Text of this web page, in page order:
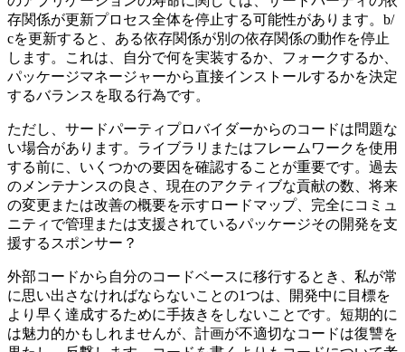
ている機能を提供するコンポーネントを見つけるのがこれま
でになく簡単になりました。それらはすぐにインストールさ
れ、コードベースの残りの部分に接続されます。しかし、私
のアプリケーションの寿命に関しては、サードパーティの依
存関係が更新プロセス全体を停止する可能性があります。b/
cを更新すると、ある依存関係が別の依存関係の動作を停止
します。これは、自分で何を実装するか、フォークするか、
パッケージマネージャーから直接インストールするかを決定
するバランスを取る行為です。
ただし、サードパーティプロバイダーからのコードは問題な
い場合があります。ライブラリまたはフレームワークを使用
する前に、いくつかの要因を確認することが重要です。過去
のメンテナンスの良さ、現在のアクティブな貢献の数、将来
の変更または改善の概要を示すロードマップ、完全にコミュ
ニティで管理または支援されているパッケージその開発を支
援するスポンサー？
外部コードから自分のコードベースに移行するとき、私が常